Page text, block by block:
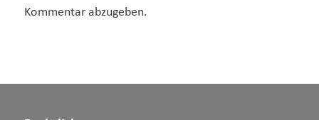
Kommentar abzugeben.